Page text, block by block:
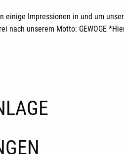
einige Impressionen in und um
nach unserem Motto: GEWOGE